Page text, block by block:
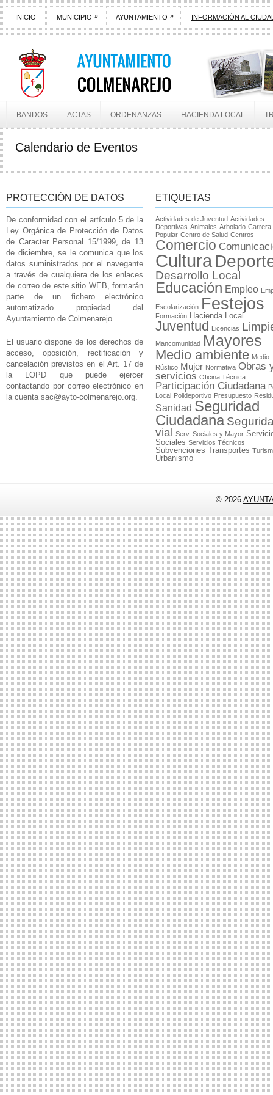
INICIO MUNICIPIO » AYUNTAMIENTO » INFORMACIÓN AL
BANDOS ACTAS ORDENANZAS HACIENDA LOCAL
Calendario de Eventos
PROTECCIÓN DE DATOS
De conformidad con el artículo 5 de la
Ley Orgánica de Protección de Datos
de Caracter Personal 15/1999, de 13
de diciembre, se le comunica que los
datos suministrados por el navegante
a través de cualquiera de los enlaces
de correo de este sitio WEB, formarán
parte de un fichero electrónico
automatizado propiedad del
Ayuntamiento de Colmenarejo.
El usuario dispone de los derechos de
acceso, oposición, rectificación y
cancelación previstos en el Art. 17 de
la LOPD que puede ejercer
contactando por correo electrónico en
la cuenta sac@ayto-colmenarejo.org.
ETIQUETAS
Actividades de Juventud Actividades
Deportivas Animales Arbolado Carrera
Popular Centro de Salud Centros
Comercio
Cultura
Desarrollo Local
Educación Empleo
Escolarización Festejos
Formación Hacienda Local
Juventud Licencias
Mancomunidad Mayores
Medio ambiente Medio
Rústico Mujer Normativa Obras
servicios Oficina Técnica
Participación Ciudadana
Local Polideportivo Presupuesto
Sanidad Seguridad
Ciudadana
vial
Serv. Sociales y Mayor
Sociales Servicios Técnicos
Subvenciones Transportes
Urbanismo
© 2026